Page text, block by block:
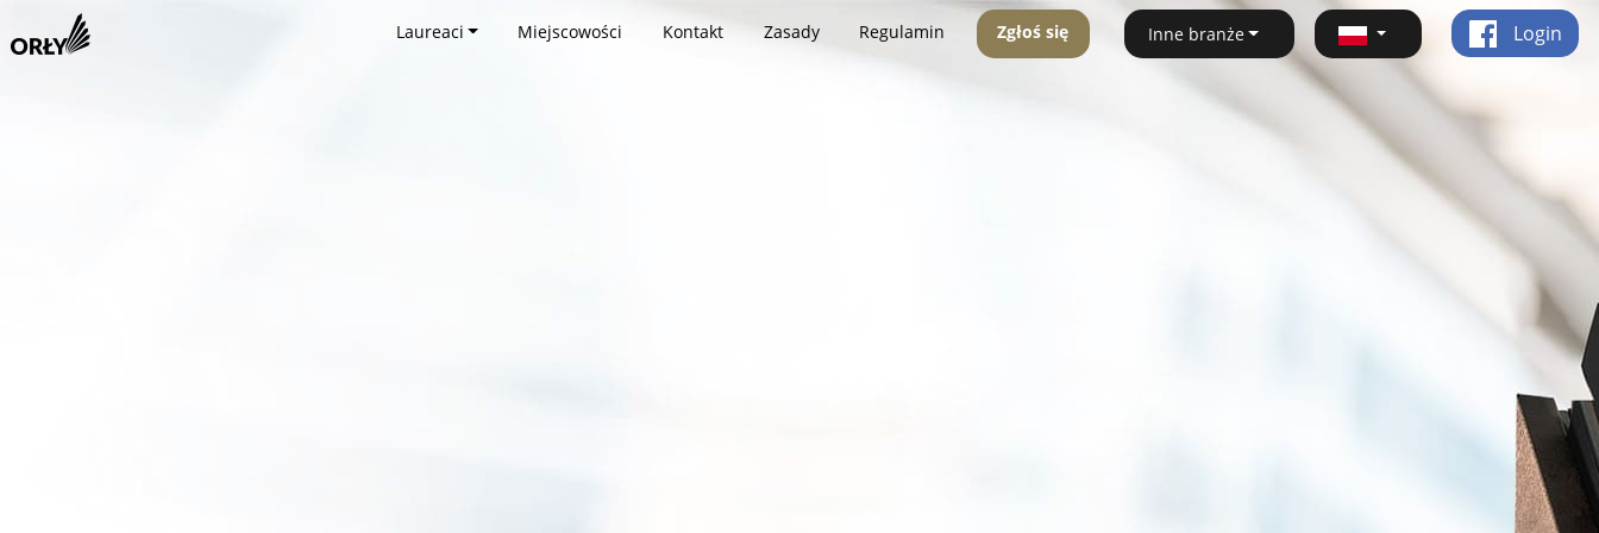
Laureaci Miejscowości Kontakt Zasady Regulamin Zgłoś się Inne branże Login